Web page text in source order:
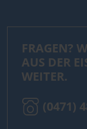
FRAGEN?
AUS DER
WEITER.
(0471)